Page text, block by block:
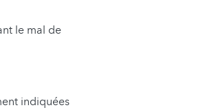
le mal de
indiquées